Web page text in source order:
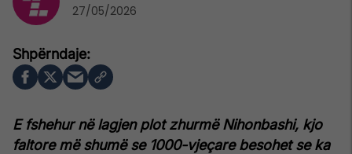
E fshehur në lagjen plot zhurmë Nihonbashi, kjo
faltore më shumë se 1000-vjeçare besohet se ka
27/05/2026